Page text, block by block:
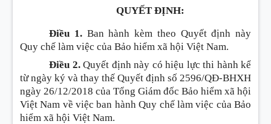
QUYẾT ĐỊNH:
Điều 1.Ban hành kèm theo Quyết định này
Quy chế làm việc của Bảo hiểm xã hội Việt Nam.
Điều 2.Quyết định này có hiệu lực thi hành kể
từ ngày ký và thay thế Quyết định số 2596/QĐ-BHXH
ngày 26/12/2018 của Tổng Giám đốc Bảo hiểm xã hội
Việt Nam về việc ban hành Quy chế làm việc của Bảo
hiểm xã hội Việt Nam.